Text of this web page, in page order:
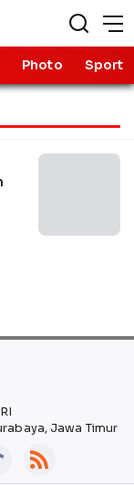
Photo Sport
Jawa Timur